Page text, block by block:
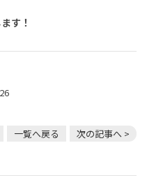
す！
一覧へ戻る 次の記事へ >